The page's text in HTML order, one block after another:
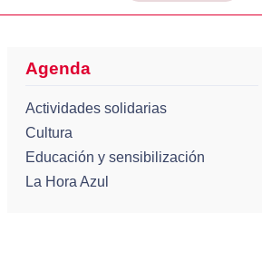
Agenda
Actividades solidarias
Cultura
Educación y sensibilización
La Hora Azul